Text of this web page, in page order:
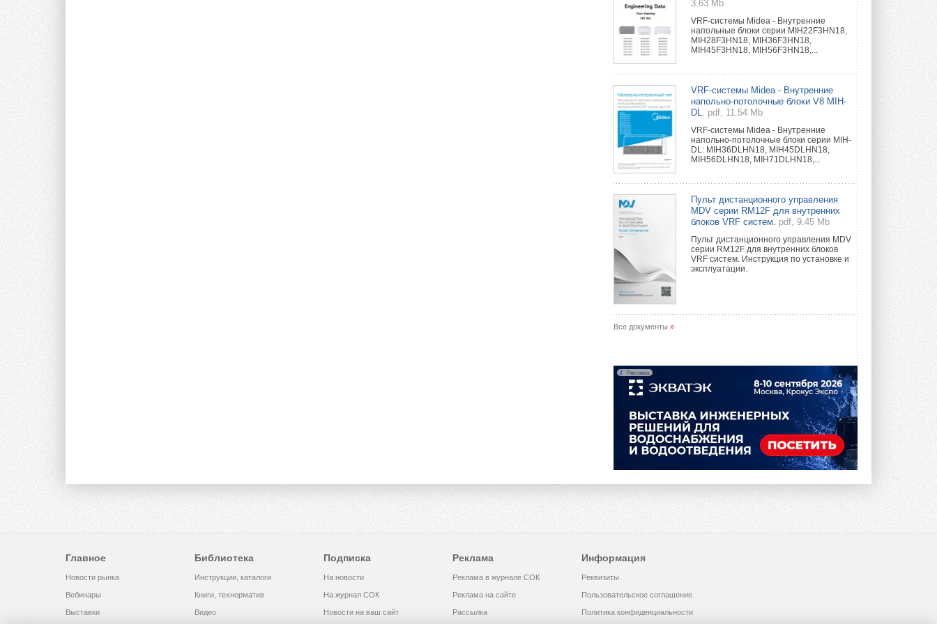
3.63 Mb
VRF-системы Midea - Внутренние
напольные блоки серии MIH22F3HN18,
MIH28F3HN18, MIH36F3HN18,
MIH45F3HN18, MIH56F3HN18,...
VRF-системы Midea - Внутренние
напольно-потолочные блоки V8 MIH-
DL.
pdf, 11.54 Mb
VRF-системы Midea - Внутренние
напольно-потолочные блоки серии MIH-
DL: MIH36DLHN18, MIH45DLHN18,
MIH56DLHN18, MIH71DLHN18,...
Пульт дистанционного управления
MDV серии RM12F для внутренних
блоков VRF систем.
pdf, 9.45 Mb
Пульт дистанционного управления MDV
серии RM12F для внутренних блоков
VRF систем. Инструкция по установке и
эксплуатации.
Все документы »
Реклама
Главное
Новости рынка
Вебинары
Выставки
Библиотека
Инструкции, каталоги
Книги, технорматив
Видео
Подписка
На новости
На журнал СОК
Новости на ваш сайт
Реклама
Реклама в журнале СОК
Реклама на сайте
Рассылка
Информация
Реквизиты
Пользовательское соглашение
Политика конфиденциальности